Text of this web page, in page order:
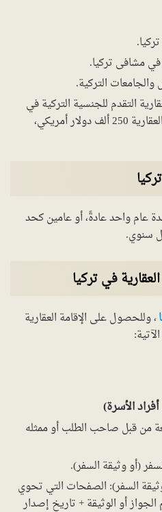
مشافى تركيا.
التركية.
التقدم للجنسية التركية في
حال بلغت قيمة ممتلكاتهم العقارية 250 ألف دولار أمريكي،
عام واحد عادةً، أو عامين كحد
سنوي.
في تركيا
، وللحصول على الإقامة العقارية
الأسرة)
من قبل صاحب الطلب أو ممثله
(أو وثيقة السفر).
السفر): الصفحات التي تحوي
أو الوثيقة + تاريخ إصدار